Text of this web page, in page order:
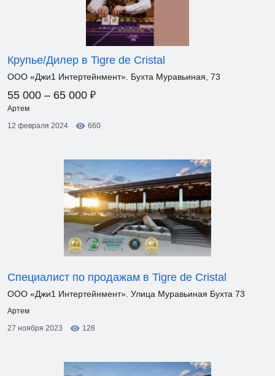
Крупье/Дилер в Tigre de Cristal
ООО «Джи1 Интертейнмент». Бухта Муравьиная, 73
55 000 – 65 000 ₽
Артем
12 февраля 2024
660
Специалист по продажам в Tigre de Cristal
ООО «Джи1 Интертейнмент». Улица Муравьиная Бухта 73
Артем
27 ноября 2023
128